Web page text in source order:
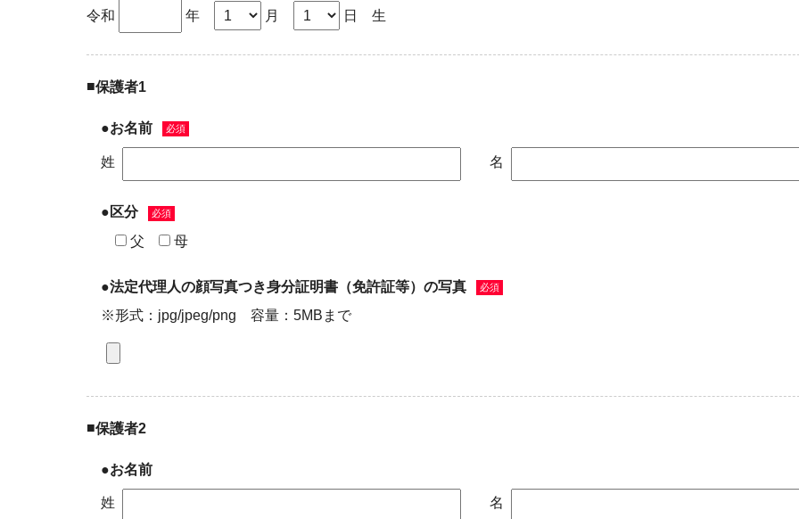
令和 年 月 日 生
■保護者1
●お名前 必須
姓 名
●区分 必須
父 母
●法定代理人の顔写真つき身分証明書（免許証等）の写真 必須
※形式：jpg/jpeg/png 容量：5MBまで
■保護者2
●お名前
姓 名